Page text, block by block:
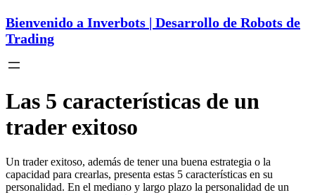
Bienvenido a Inverbots | Desarrollo de Robots de
Trading
Las 5 características de un
trader exitoso
Un trader exitoso, además de tener una buena estrategia o la
capacidad para crearlas, presenta estas 5 características en su
personalidad. En el mediano y largo plazo la personalidad de un